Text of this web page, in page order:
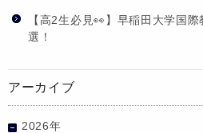
【高2生必見👀】早稲田大学国
選！
アーカイブ
2026年